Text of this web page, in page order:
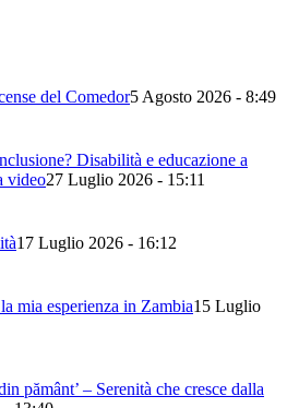
del Comedor5 Agosto 2026 - 8:49
Disabilità e educazione a
video27 Luglio 2026 - 15:11
17 Luglio 2026 - 16:12
mia esperienza in Zambia15 Luglio
pământ’ – Serenità che cresce dalla